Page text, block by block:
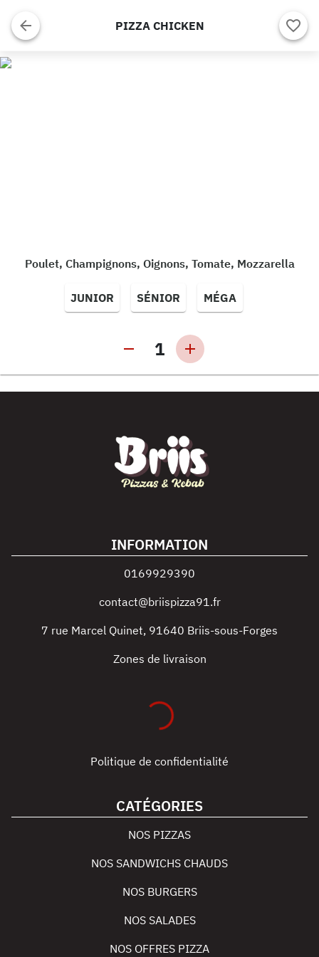
PIZZA CHICKEN
Poulet, Champignons, Oignons, Tomate, Mozzarella
JUNIOR SÉNIOR MÉGA
1
INFORMATION
0169929390
contact@briispizza91.fr
7 rue Marcel Quinet, 91640 Briis-sous-Forges
Zones de livraison
Politique de confidentialité
CATÉGORIES
NOS PIZZAS
NOS SANDWICHS CHAUDS
NOS BURGERS
NOS SALADES
NOS OFFRES PIZZA